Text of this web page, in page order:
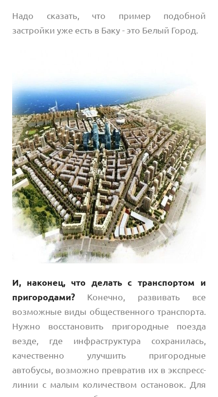
Надо сказать, что пример подобной
застройки уже есть в Баку - это Белый Город.
И, наконец, что делать с транспортом и
пригородами? Конечно, развивать все
возможные виды общественного транспорта.
Нужно восстановить пригородные поезда
везде, где инфраструктура сохранилась,
качественно улучшить пригородные
автобусы, возможно превратив их в экспресс-
линии с малым количеством остановок. Для